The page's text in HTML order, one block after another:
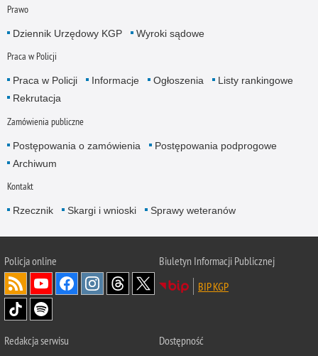
Prawo
Dziennik Urzędowy KGP Wyroki sądowe
Praca w Policji
Praca w Policji Informacje Ogłoszenia
Listy rankingowe
Rekrutacja
Zamówienia publiczne
Postępowania o zamówienia
Postępowania podprogowe
Archiwum
Kontakt
Rzecznik Skargi i wnioski Sprawy weteranów
Policjaonline
Biuletyn Informacji Publicznej
BIP KGP
Redakcja serwisu Dostępność